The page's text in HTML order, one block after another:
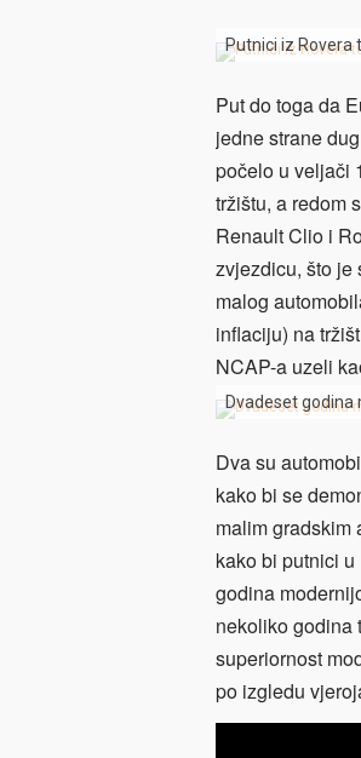
Putnici iz Rovera
Put do toga da
jedne strane
počelo u veljači
tržištu, a redom
Renault Clio i
zvjezdicu, što je
malog
inflaciju) na
NCAP-a uzeli
Dvadeset godina
Dva su
kako bi se
malim gradskim
kako bi putnici
godina
nekoliko godina
superiornost
po izgledu